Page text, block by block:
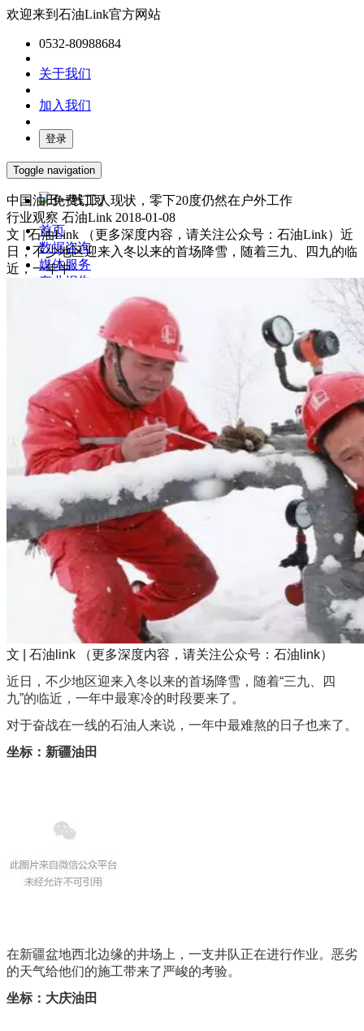
欢迎来到石油Link官方网站
0532-80988684
关于我们
加入我们
登录
Toggle navigation
免费订阅
首页
数据咨询
媒体服务
产业报告
中国油田一线工人现状，零下20度仍然在户外工作
行业观察 石油Link 2018-01-08
文 | 石油Link （更多深度内容，请关注公众号：石油Link）近
日，不少地区迎来入冬以来的首场降雪，随着三九、四九的临
近，一年中
文 | 石油link （更多深度内容，请关注公众号：石油link）
近日，不少地区迎来入冬以来的首场降雪，随着“三九、四
九”的临近，一年中最寒冷的时段要来了。
对于奋战在一线的石油人来说，一年中最难熬的日子也来了。
坐标：新疆油田
在新疆盆地西北边缘的井场上，一支井队正在进行作业。恶劣
的天气给他们的施工带来了严峻的考验。
坐标：大庆油田